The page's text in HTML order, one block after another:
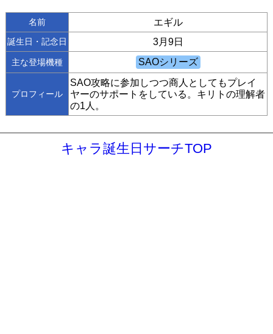
名前 エギル
誕生日・記念日 3月9日
主な登場機種
プロフィール
SAO攻略に参加しつつ商人としてもプレイ
ヤーのサポートをしている。キリトの理解者
の1人。
キャラ誕生日サーチTOP